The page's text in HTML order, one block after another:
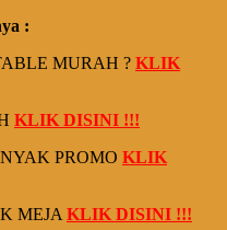
:
MURAH ? KLIK
KLIK DISINI !!!
PROMO KLIK
MEJA KLIK DISINI !!!